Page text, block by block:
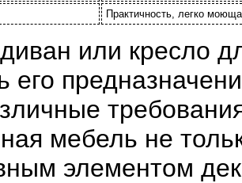
Практичность, легко
или кресло
его
мебель не
элементом